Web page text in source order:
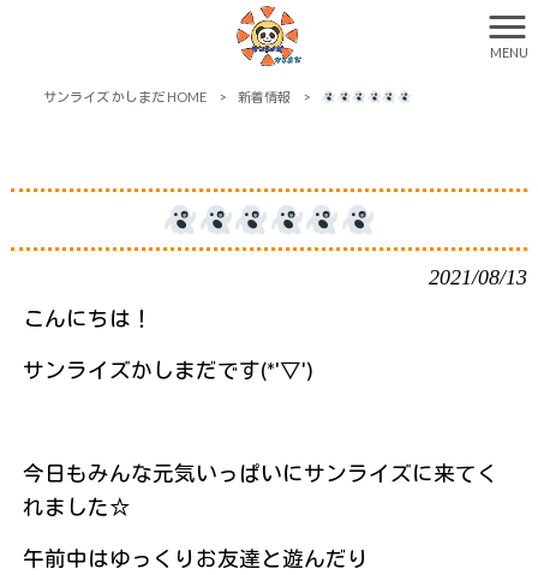
MENU
サンライズ かしまだ HOME > 新着情報 >
2021/08/13
こんにちは！
サンライズかしまだです(*'▽')
今日もみんな元気いっぱいにサンライズに来てく
れました☆
午前中はゆっくりお友達と遊んだり